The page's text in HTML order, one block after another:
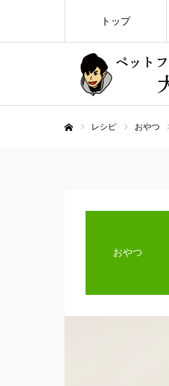
トップ
レシピ おやつ
おやつ